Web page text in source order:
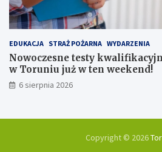
EDUKACJA STRAŻ POŻARNA WYDARZENIA
Nowoczesne testy
w Toruniu już w ten weekend!
6 sierpnia 2026
Copyright © 2026